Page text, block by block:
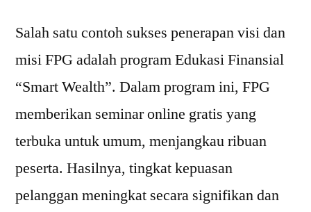
Salah satu contoh sukses penerapan visi dan
misi FPG adalah program Edukasi Finansial
“Smart Wealth”. Dalam program ini, FPG
memberikan seminar online gratis yang
terbuka untuk umum, menjangkau ribuan
peserta. Hasilnya, tingkat kepuasan
pelanggan meningkat secara signifikan dan